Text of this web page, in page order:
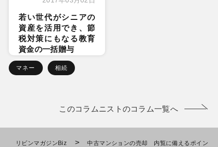
若い世代がシニアの
資産を活用でき、節
税対策にもなる教育
資金の一括贈与
マネー 相続
このコラムニストのコラム一覧へ
リビンマガジンBiz >
中古マンションの売却 内覧に備えるポイン